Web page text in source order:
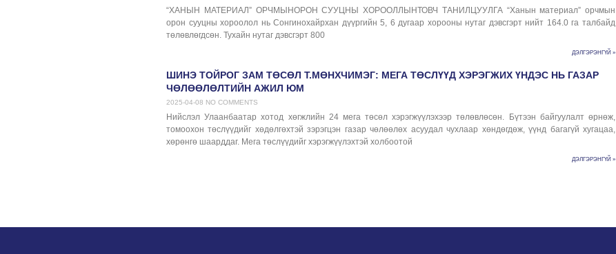
“ХАНЫН МАТЕРИАЛ” ОРЧМЫНОРОН СУУЦНЫ ХОРООЛЛЫНТОВЧ ТАНИЛЦУУЛГА “Ханын материал” орчмын
орон сууцны хороолол нь Сонгинохайрхан дүүргийн 5, 6 дугаар хорооны нутаг дэвсгэрт нийт 164.0 га талбайд
төлөвлөгдсөн. Тухайн нутаг дэвсгэрт 800
ДЭЛГЭРЭНГҮЙ »
ШИНЭ ТОЙРОГ ЗАМ ТӨСӨЛ Т.МӨНХЧИМЭГ: МЕГА ТӨСЛҮҮД ХЭРЭГЖИХ ҮНДЭС НЬ ГАЗАР
ЧӨЛӨӨЛӨЛТИЙН АЖИЛ ЮМ
2025-04-08 NO COMMENTS
Нийслэл Улаанбаатар хотод хөгжлийн 24 мега төсөл хэрэгжүүлэхээр төлөвлөсөн. Бүтээн байгуулалт өрнөж,
томоохон төслүүдийг хөдөлгөхтэй зэрэгцэн газар чөлөөлөх асуудал чухлаар хөндөгдөж, үүнд багагүй хугацаа,
хөрөнгө шаарддаг. Мега төслүүдийг хэрэгжүүлэхтэй холбоотой
ДЭЛГЭРЭНГҮЙ »